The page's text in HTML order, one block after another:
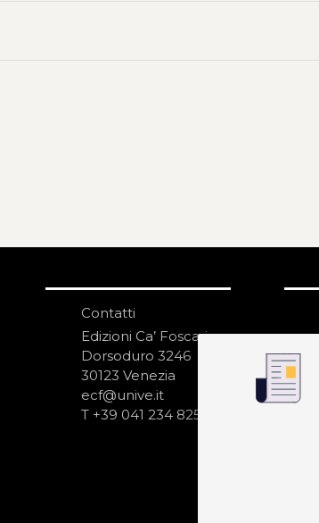
Contatti
Edizioni Ca’ Foscari
Dorsoduro 3246
30123 Venezia
ecf@unive.it
T +39 041 234 8250